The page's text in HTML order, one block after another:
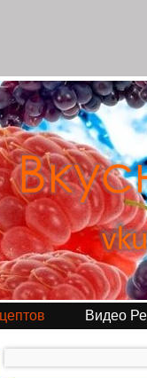
Видео